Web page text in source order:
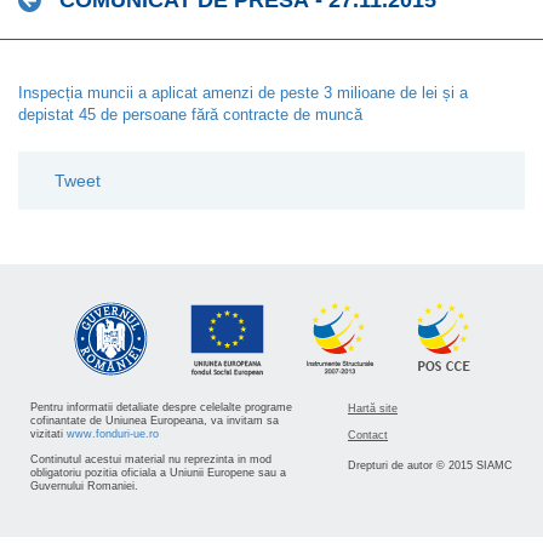
Inspecția muncii a aplicat amenzi de peste 3 milioane de lei și a
depistat 45 de persoane fără contracte de muncă
Tweet
Pentru informatii detaliate despre celelalte programe
cofinantate de Uniunea Europeana, va invitam sa
vizitati www.fonduri-ue.ro
Continutul acestui material nu reprezinta in mod
obligatoriu pozitia oficiala a Uniunii Europene sau a
Guvernului Romaniei.
Hartă site
Contact
Drepturi de autor © 2015 SIAMC